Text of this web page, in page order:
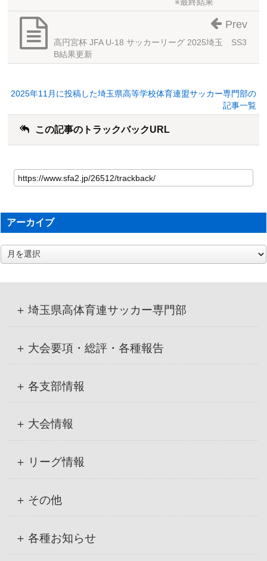
※最終結果
高円宮杯 JFA U-18 サッカーリーグ 2025埼玉 SS3
B結果更新
Prev
2025年11月に投稿した埼玉県高等学校体育連盟サッカー専門部の
記事一覧
この記事のトラックバックURL
アーカイブ
ア
ー
埼玉県高体育連サッカー専門部
大会要項・総評・各種報告
各支部情報
大会情報
リーグ情報
その他
各種お知らせ